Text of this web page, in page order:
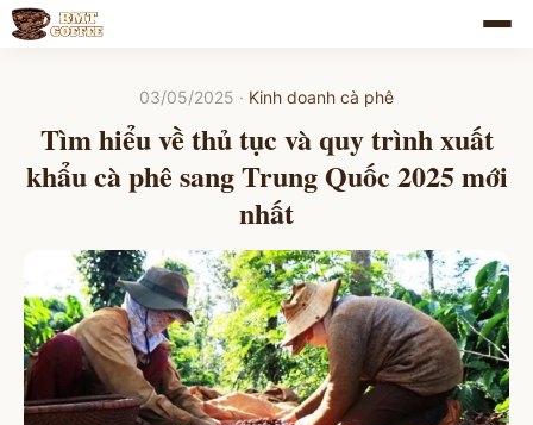
03/05/2025 · Kinh doanh cà phê
Tìm hiểu về thủ tục và quy trình xuất
khẩu cà phê sang Trung Quốc 2025 mới
nhất